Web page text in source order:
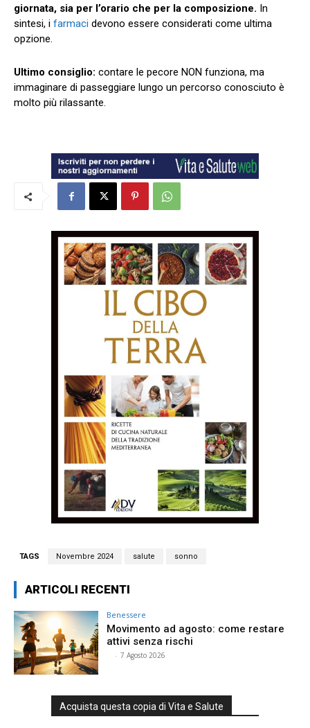
giornata, sia per l’orario che per la composizione. In
sintesi, i farmaci devono essere considerati come ultima
opzione.
Ultimo consiglio: contare le pecore NON funziona, ma
immaginare di passeggiare lungo un percorso conosciuto è
molto più rilassante.
TAGS Novembre 2024 salute sonno
ARTICOLI RECENTI
Benessere
Movimento ad agosto: come restare
attivi senza rischi
- 7 Agosto 2026
Acquista questa copia di Vita e Salute